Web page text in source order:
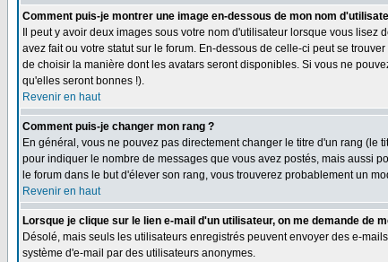
Comment puis-je montrer une image en-dessous de mon nom
Il peut y avoir deux images sous votre nom d'utilisateur lorsque vous
avez fait ou votre statut sur le forum. En-dessous de celle-ci peut se
de choisir la manière dont les avatars seront disponibles. Si vous ne
qu'elles seront bonnes !).
Revenir en haut
Comment puis-je changer mon rang ?
En général, vous ne pouvez pas directement changer le titre d'un rang
pour indiquer le nombre de messages que vous avez postés, mais aussi
le forum dans le but d'élever son rang, vous trouverez probablement un
Revenir en haut
Lorsque je clique sur le lien e-mail d'un utilisateur, on me demande de
Désolé, mais seuls les utilisateurs enregistrés peuvent envoyer des e-
système d'e-mail par des utilisateurs anonymes.